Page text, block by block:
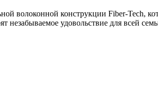
волоконной конструкции Fiber-Tech,
незабываемое удовольствие для всей